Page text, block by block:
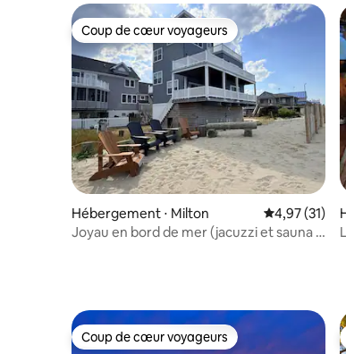
Coup de cœur voyageurs
Coup de cœur voyageurs
Hébergement ⋅ Milton Évaluation
4,97 (31)
Joyau en bord de mer (jacuzzi et sauna -
Coup de cœur voyageurs
Coup de cœur voyageurs